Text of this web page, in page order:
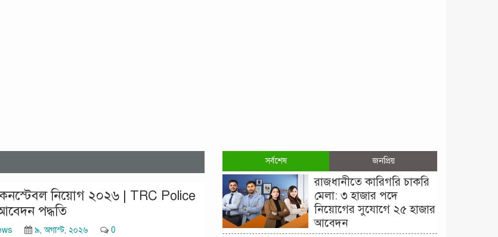
কনস্টেবল নিয়োগ ২০২৬ | TRC Police
পদ্ধতি
৯, অগাস্ট, ২০২৬ 0
সর্বশেষ জনপ্রিয়
রাজধানীতে কারিগরি চাকরি
মেলা: ৩ হাজার পদে
নিয়োগের সুযোগে ২৫ হাজার
আবেদন